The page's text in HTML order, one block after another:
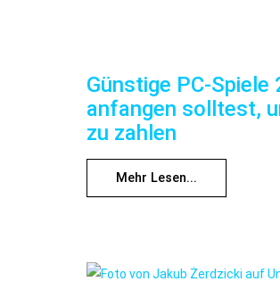
Günstige PC-Spiele
anfangen solltest,
zu zahlen
Mehr Lesen...